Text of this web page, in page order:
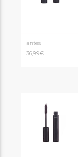
antes
36,99€